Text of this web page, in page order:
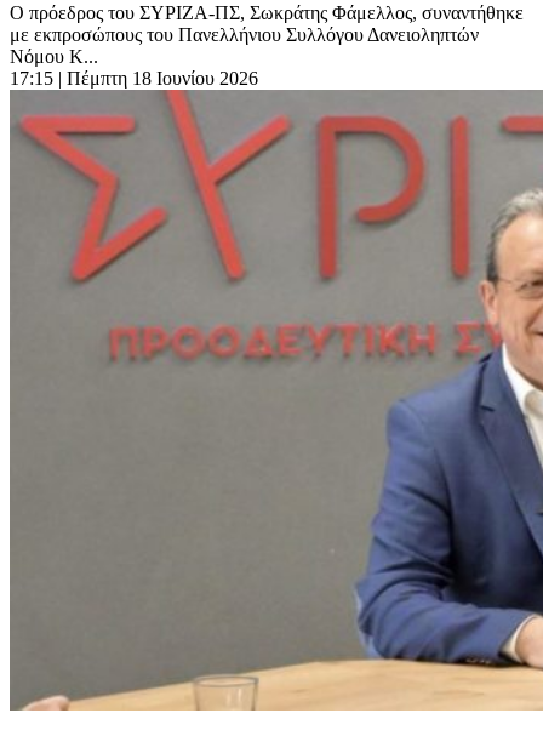
Ο πρόεδρος του ΣΥΡΙΖΑ-ΠΣ, Σωκράτης Φάμελλος, συναντήθηκε
με εκπροσώπους του Πανελλήνιου Συλλόγου Δανειοληπτών
Νόμου Κ...
17:15 | Πέμπτη 18 Ιουνίου 2026